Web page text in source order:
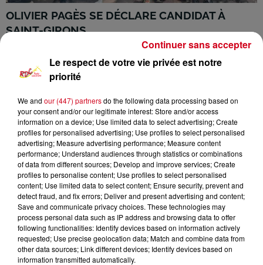
OLIVIER PAGÈS SE DÉCLARE CANDIDAT À
SAINT-GIRONS
LES SORTIES D’ICI Voir plus
Ercé en fête : trois jours
d’animations du 14 au 16 août
Alos : trois jours de fête du village
du 14 au 16 août
Le respect de votre vie privée est notre
priorité
We and our (447) partnersdo the following data processing based on
your consent and/or our legitimate interest: Store and/or access
information on a device; Use limited data to select advertising; Create
profiles for personalised advertising; Use profiles to select personalised
advertising; Measure advertising performance; Measure content
performance; Understand audiences through statistics or combinations
of data from different sources; Develop and improve services; Create
profiles to personalise content; Use profiles to select personalised
content; Use limited data to select content; Ensure security, prevent and
detect fraud, and fix errors; Deliver and present advertising and content;
Save and communicate privacy choices. These technologies may
process personal data such as IP address and browsing data to offer
following functionalities: Identify devices based on information actively
requested; Use precise geolocation data; Match and combine data from
other data sources; Link different devices; Identify devices based on
information transmitted automatically.
Continuer sans accepter